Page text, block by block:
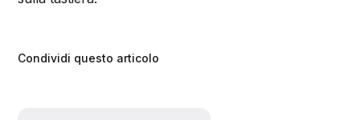
Condividi questo articolo